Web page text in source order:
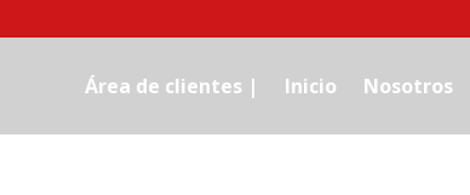
Área de clientes | Inicio Nosotros